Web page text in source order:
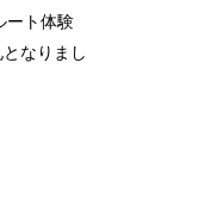
ート体験
なりまし